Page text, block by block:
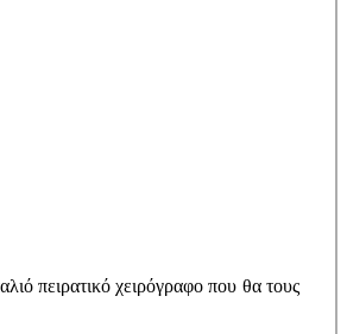
πειρατικό χειρόγραφο που θα τους